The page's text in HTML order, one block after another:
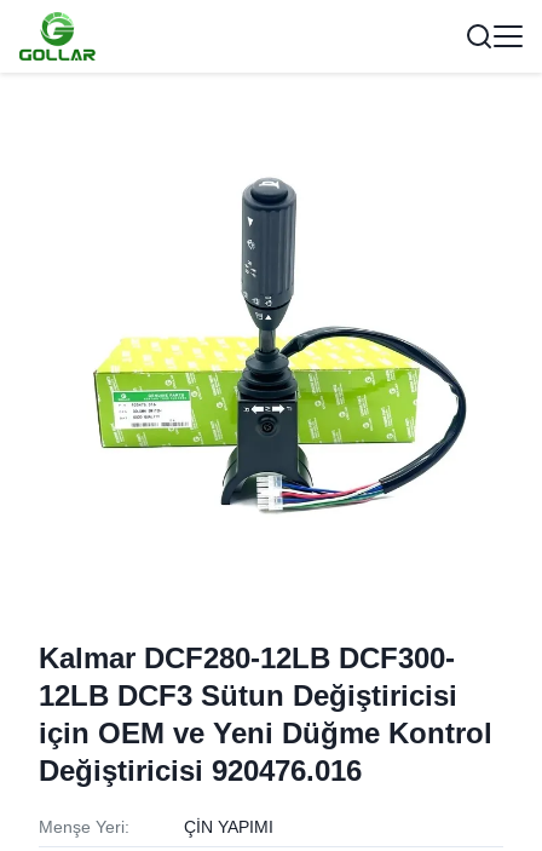
Kalmar DCF280-12LB DCF300-
12LB DCF3 Sütun Değiştiricisi
için OEM ve Yeni Düğme Kontrol
Değiştiricisi 920476.016
Menşe Yeri: ÇİN YAPIMI